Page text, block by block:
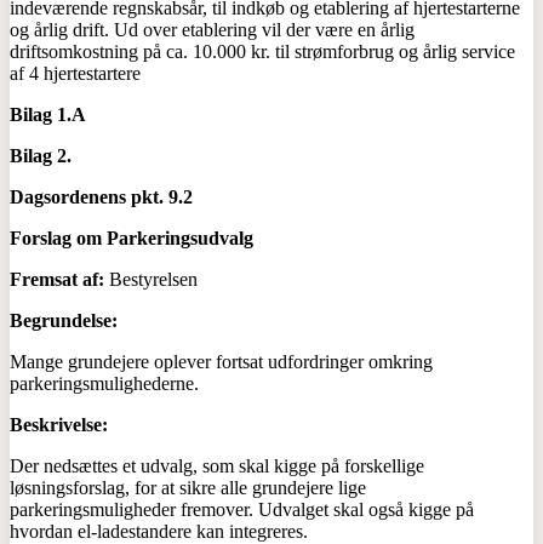
indeværende regnskabsår, til indkøb og etablering af hjertestarterne
og årlig drift. Ud over etablering vil der være en årlig
driftsomkostning på ca. 10.000 kr. til strømforbrug og årlig service
af 4 hjertestartere
Bilag 1.A
Bilag 2.
Dagsordenens pkt. 9.2
Forslag om Parkeringsudvalg
Fremsat af: Bestyrelsen
Begrundelse:
Mange grundejere oplever fortsat udfordringer omkring
parkeringsmulighederne.
Beskrivelse:
Der nedsættes et udvalg, som skal kigge på forskellige
løsningsforslag, for at sikre alle grundejere lige
parkeringsmuligheder fremover. Udvalget skal også kigge på
hvordan el-ladestandere kan integreres.